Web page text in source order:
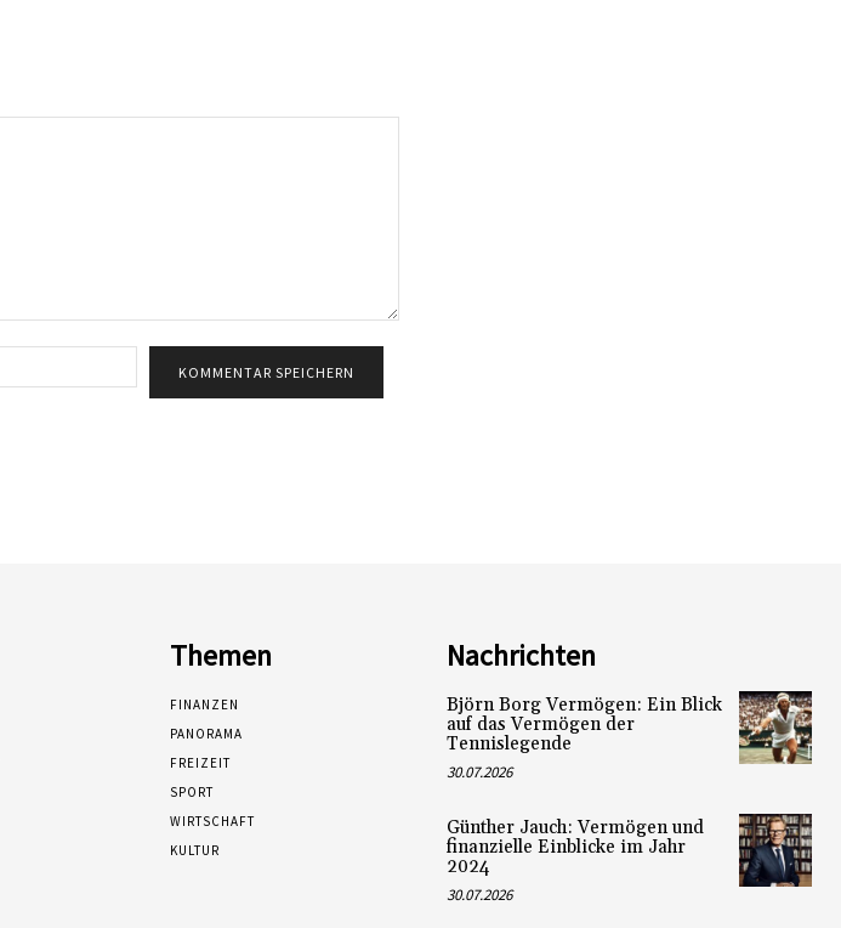
Mail:*
Themen
FINANZEN
PANORAMA
FREIZEIT
SPORT
WIRTSCHAFT
KULTUR
Nachrichten
Björn Borg Vermögen: Ein Blick
auf das Vermögen der
Tennislegende
30.07.2026
Günther Jauch: Vermögen und
finanzielle Einblicke im Jahr
2024
30.07.2026